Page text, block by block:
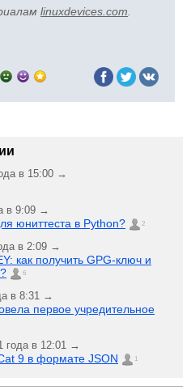
linuxdevices.com
в 15:00 →
в 9:09 →
юниттеста в Python? 2
в 2:09 →
как получить GPG-ключ и
6
в 8:31 →
первое учредительное
года в 12:01 →
9 в формате JSON 1